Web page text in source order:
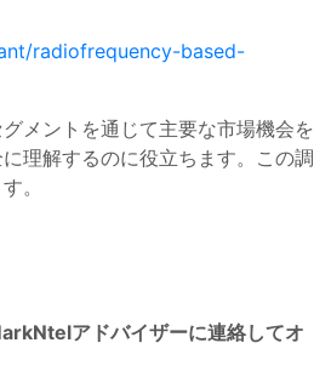
radiofrequency-based-
メントを通じて主要な市場機会を
理解するのに役立ちます。この調
。
アドバイザーに連絡してオ